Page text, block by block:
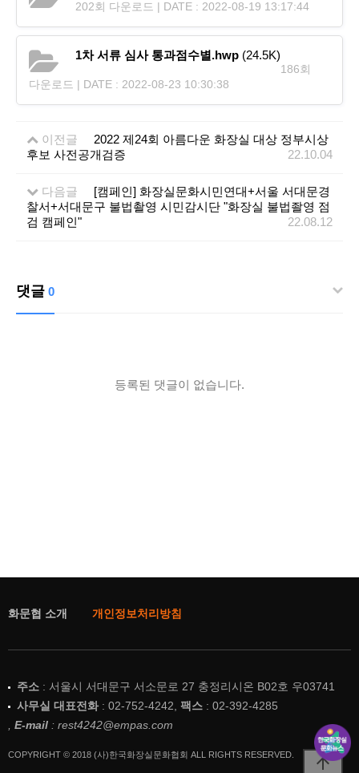
202회 다운로드 | DATE : 2022-08-19 13:17:44
1차 서류 심사 통과점수별.hwp (24.5K)
186회
다운로드 | DATE : 2022-08-23 10:30:38
이전글
2022 제24회 아름다운 화장실 대상 정부시상
후보 사전공개검증
22.10.04
다음글
[캠페인] 화장실문화시민연대+서울 서대문경
찰서+서대문구 불법촬영 시민감시단 "화장실 불법좔영 점
검 캠페인"
22.08.12
댓글 0
등록된 댓글이 없습니다.
화문협 소개 개인정보처리방침
주소 : 서울시 서대문구 서소문로 27 충정리시온 B02호 우03741
사무실 대표전화: 02-752-4242, 팩스 : 02-392-4285
E-mail : rest4242@empas.com
COPYRIGHT © 2018 (사)한국화장실문화협회 ALL RIGHTS RESERVED. arrow_upward